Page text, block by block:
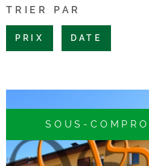
TRIER PAR
PRIX DATE
SOUS-